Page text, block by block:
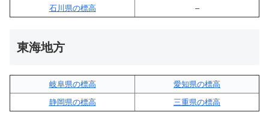
石川県の標高
–
東海地方
岐阜県の標高
愛知県の標高
静岡県の標高
三重県の標高